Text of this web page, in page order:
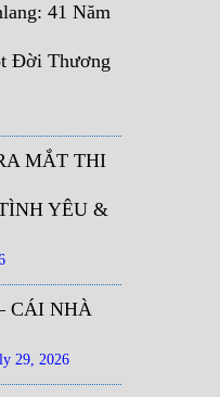
41 Năm
Đời Thương
MẮT THI
YÊU &
CÁI NHÀ
29, 2026